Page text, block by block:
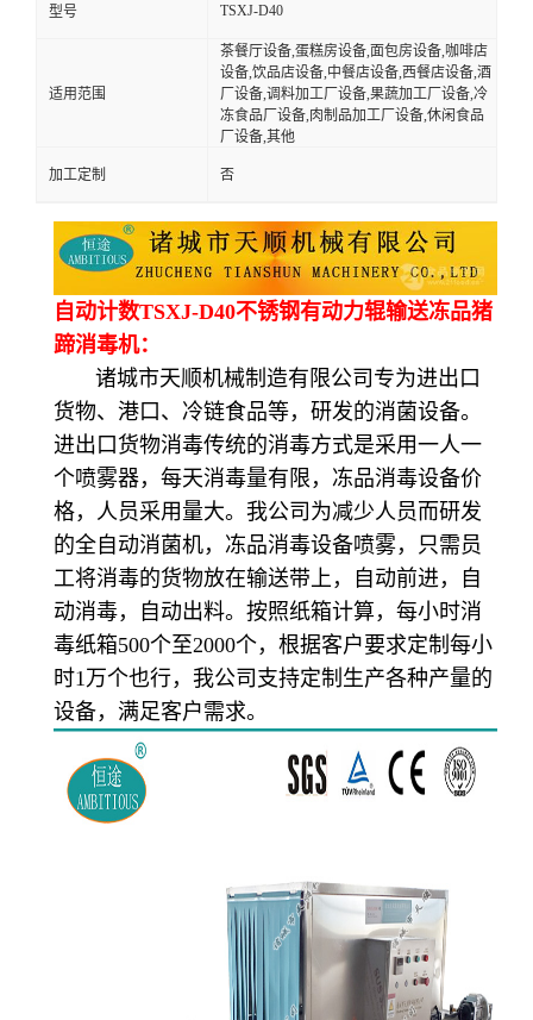
型号 TSXJ-D40
适用范围
茶餐厅设备,蛋糕房设备,面包房设备,咖啡店
设备,饮品店设备,中餐店设备,西餐店设备,酒
厂设备,调料加工厂设备,果蔬加工厂设备,冷
冻食品厂设备,肉制品加工厂设备,休闲食品
厂设备,其他
加工定制 否
自动计数TSXJ-D40不锈钢有动力辊输送冻品猪
蹄消毒机：
诸城市天顺机械制造有限公司专为进出口
货物、港口、冷链食品等，研发的消菌设备。
进出口货物消毒传统的消毒方式是采用一人一
个喷雾器，每天消毒量有限，冻品消毒设备价
格，人员采用量大。我公司为减少人员而研发
的全自动消菌机，冻品消毒设备喷雾，只需员
工将消毒的货物放在输送带上，自动前进，自
动消毒，自动出料。按照纸箱计算，每小时消
毒纸箱500个至2000个，根据客户要求定制每小
时1万个也行，我公司支持定制生产各种产量的
设备，满足客户需求。